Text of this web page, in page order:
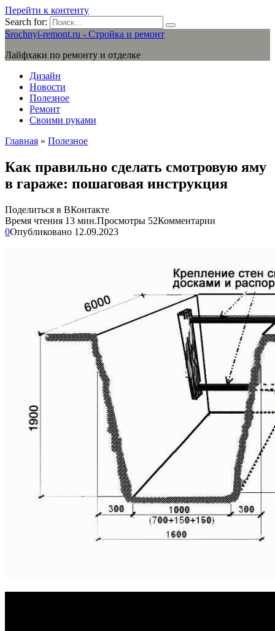
Перейти к контенту
Search for:
Srochnyi-remont.ru - Стройка и ремонт
Лайфхаки по ремонту и отделке
Дизайн
Новости
Полезное
Ремонт
Своими руками
Главная » Полезное
Как правильно сделать смотровую яму
в гараже: пошаговая инструкция
Поделиться в ВКонтакте
Время чтения 13 мин.Просмотры 52Комментарии
0Опубликовано 12.09.2023